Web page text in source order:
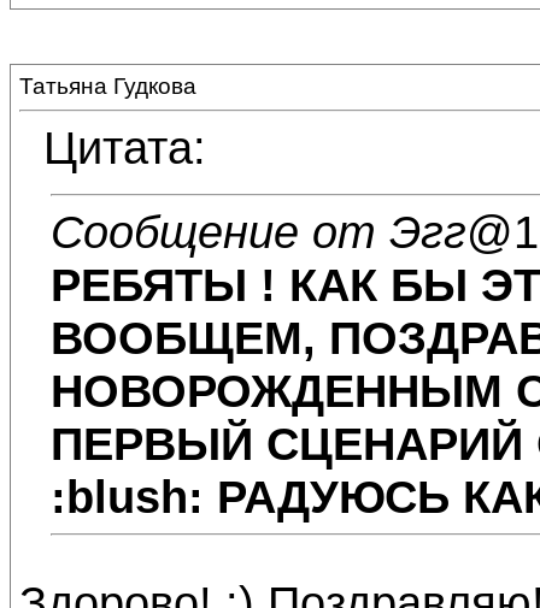
Татьяна Гудкова
Цитата:
Сообщение от Эгг
РЕБЯТЫ ! КАК БЫ
ВООБЩЕМ,
НОВОРОЖДЕННЫМ
ПЕРВЫЙ СЦЕНАРИЙ
:blush: РАДУЮСЬ